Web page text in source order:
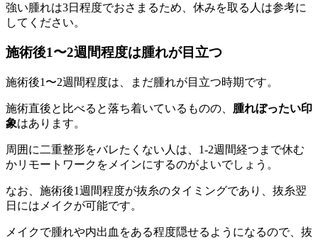
強い腫れは3日程度でおさまるため、休みを取る人は参考に
してください。
施術後1〜2週間程度は腫れが目立つ
施術後1〜2週間程度は、まだ腫れが目立つ時期です。
施術直後と比べると落ち着いているものの、 腫れぼったい印
象はあります。
周囲に二重整形をバレたくない人は、1-2週間経つまで休む
かリモートワークをメインにするのがよいでしょう。
なお、施術後1週間程度が抜糸のタイミングであり、抜糸翌
日にはメイクが可能です。
メイクで腫れや内出血をある程度隠せるようになるので、抜